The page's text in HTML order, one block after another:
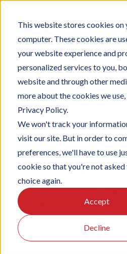
This website stores cookies on
computer. These cookies are
your website experience and
personalized services to you,
website and through other
more about the cookies we use,
Privacy Policy.
We won't track your
visit our site. But in order to
preferences, we'll have to use
cookie so that you're not asked
choice again.
Accept
Decline
Ga
inhoud
Search
Home Kennisbank
Privacy voor eindgebruikers
Welke gegevens
aan mijn
verstrekt?
Je werkgever of omgevingsbeheerder